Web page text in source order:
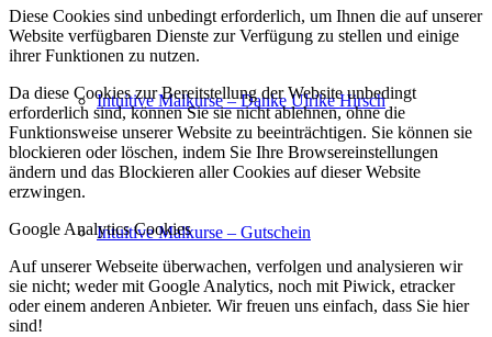
Intuitive Malkurse – Danke Ulrike Hirsch
Intuitive Malkurse – Gutschein
Diese Cookies sind unbedingt erforderlich, um Ihnen die auf unserer
Website verfügbaren Dienste zur Verfügung zu stellen und einige
ihrer Funktionen zu nutzen.
Da diese Cookies zur Bereitstellung der Website unbedingt
erforderlich sind, können Sie sie nicht ablehnen, ohne die
Funktionsweise unserer Website zu beeinträchtigen. Sie können sie
blockieren oder löschen, indem Sie Ihre Browsereinstellungen
ändern und das Blockieren aller Cookies auf dieser Website
erzwingen.
Google Analytics Cookies
Auf unserer Webseite überwachen, verfolgen und analysieren wir
sie nicht; weder mit Google Analytics, noch mit Piwick, etracker
oder einem anderen Anbieter. Wir freuen uns einfach, dass Sie hier
sind!